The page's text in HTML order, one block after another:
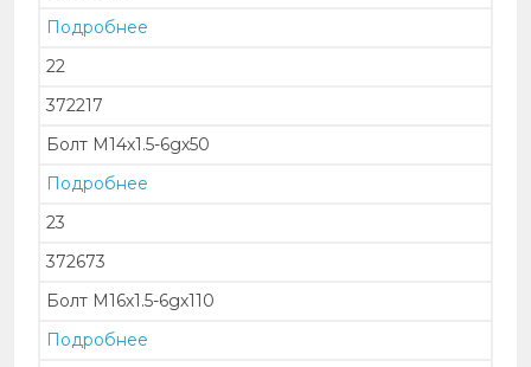
Подробнее
22
372217
Болт М14х1.5-6gх50
Подробнее
23
372673
Болт М16х1.5-6gх110
Подробнее